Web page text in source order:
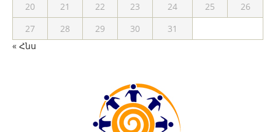
20
21 22 23 24 25
26
27
28 29 30
31
« Հնս